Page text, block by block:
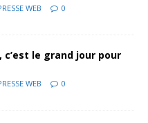
WEB 0
c’est le grand jour pour
WEB 0